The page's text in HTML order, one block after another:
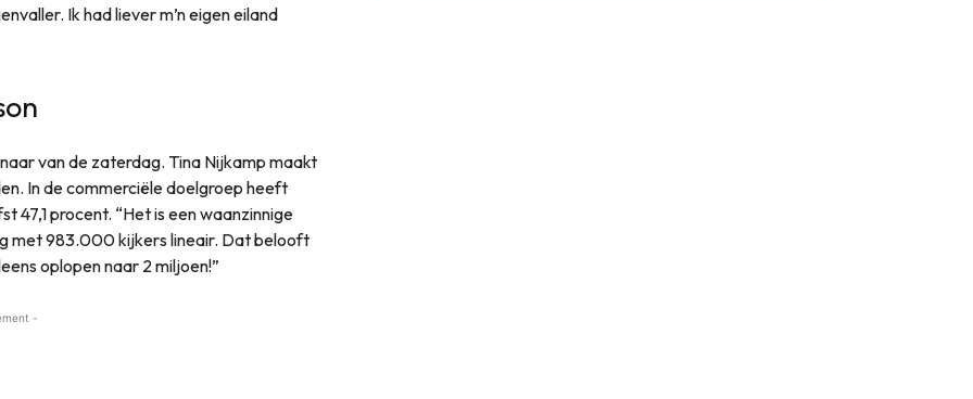
Ik had liever m’n eigen eiland
van de zaterdag. Tina Nijkamp maakt
In de commerciële doelgroep heeft
47,1 procent. “Het is een waanzinnige
met 983.000 kijkers lineair. Dat belooft
oplopen naar 2 miljoen!”
-